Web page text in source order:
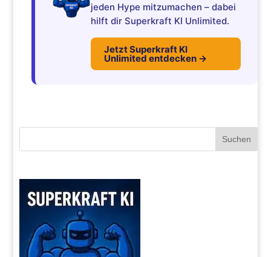
jeden Hype mitzumachen – dabei
hilft dir Superkraft KI Unlimited.
Jetzt Superkraft KI
Unlimited entdecken →